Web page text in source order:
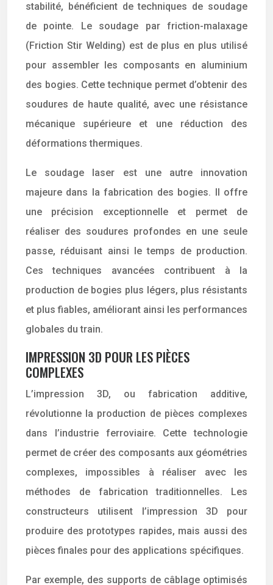
stabilité, bénéficient de techniques de soudage
de pointe. Le soudage par friction-malaxage
(Friction Stir Welding) est de plus en plus utilisé
pour assembler les composants en aluminium
des bogies. Cette technique permet d’obtenir des
soudures de haute qualité, avec une résistance
mécanique supérieure et une réduction des
déformations thermiques.
Le soudage laser est une autre innovation
majeure dans la fabrication des bogies. Il offre
une précision exceptionnelle et permet de
réaliser des soudures profondes en une seule
passe, réduisant ainsi le temps de production.
Ces techniques avancées contribuent à la
production de bogies plus légers, plus résistants
et plus fiables, améliorant ainsi les performances
globales du train.
IMPRESSION 3D POUR LES PIÈCES
COMPLEXES
L’impression 3D, ou fabrication additive,
révolutionne la production de pièces complexes
dans l’industrie ferroviaire. Cette technologie
permet de créer des composants aux géométries
complexes, impossibles à réaliser avec les
méthodes de fabrication traditionnelles. Les
constructeurs utilisent l’impression 3D pour
produire des prototypes rapides, mais aussi des
pièces finales pour des applications spécifiques.
Par exemple, des supports de câblage optimisés